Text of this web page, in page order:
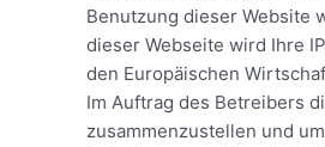
Benutzung dieser Website
dieser Webseite wird Ihre
den Europäischen
Im Auftrag des Betreibers
zusammenzustellen und